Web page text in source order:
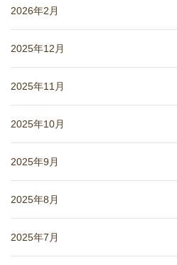
2026年2月
2025年12月
2025年11月
2025年10月
2025年9月
2025年8月
2025年7月